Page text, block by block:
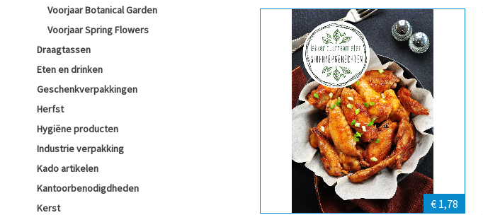
Voorjaar Botanical Garden
Voorjaar Spring Flowers
Draagtassen
Eten en drinken
Geschenkverpakkingen
Herfst
Hygiëne producten
Industrie verpakking
Kado artikelen
Kantoorbenodigdheden
Kerst
€ 1,78